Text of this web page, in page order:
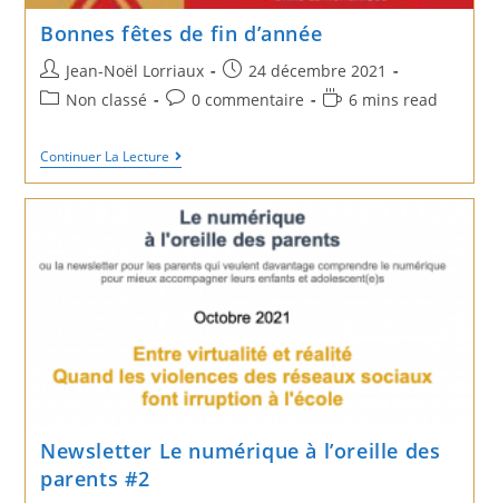
Bonnes fêtes de fin d’année
Post
author:
Jean-Noël Lorriaux
Post
published:
24 décembre 2021
PostNon classé
Post0 commentaire
Reading
6 mins read
Continuer La LectureBonnes
Fêtes
Fin
D’année
Newsletter Le numérique à l’oreille des
parents #2